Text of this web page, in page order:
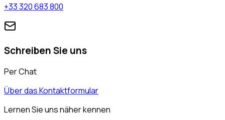
+33 320 683 800
Schreiben Sie uns
Per Chat
Über das Kontaktformular
Lernen Sie uns näher kennen